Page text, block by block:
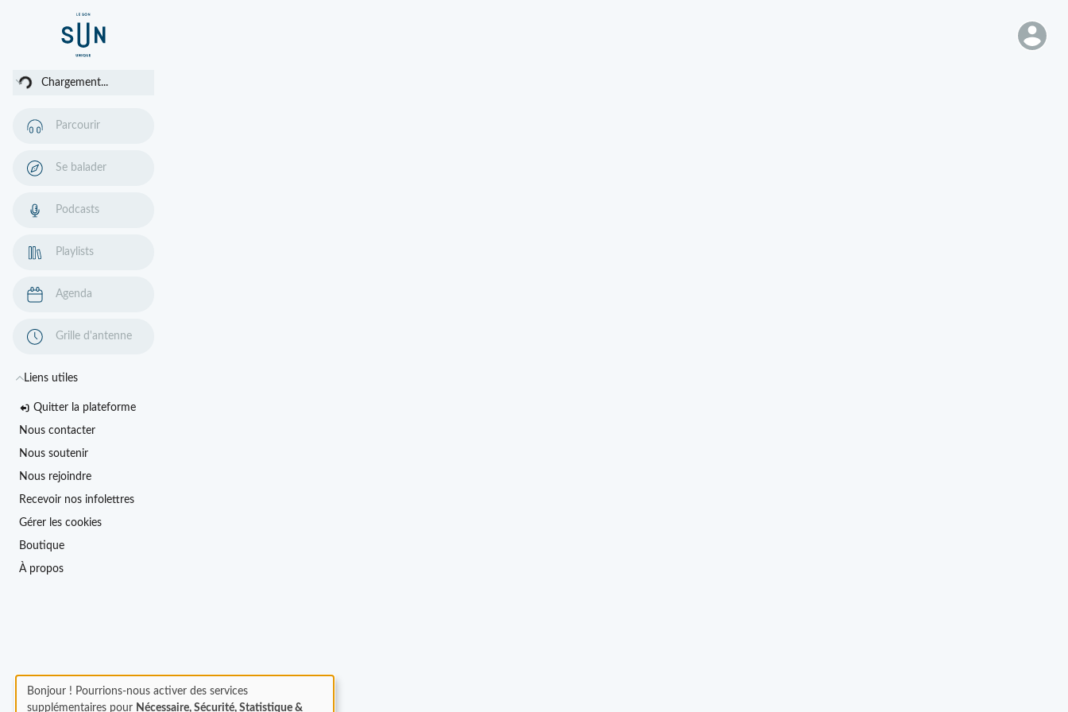
Chargement...
Parcourir
Se balader
Podcasts
Playlists
Agenda
Grille d'antenne
Liens utiles
Quitter la plateforme
Nous contacter
Nous soutenir
Nous rejoindre
Recevoir nos infolettres
Gérer les cookies
Boutique
À propos
Bonjour ! Pourrions-nous activer des services
supplémentaires pour Nécessaire, Sécurité, Statistique &